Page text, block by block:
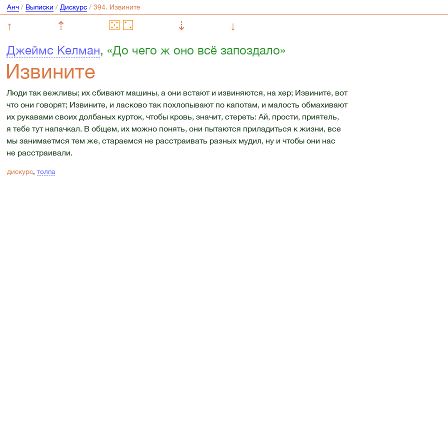
Анч/ Выписки / Дискурс/
↑ ⇡ ⇣
↓
Джеймс Келман, «До чего ж оно всё запоздало»
Извините
Люди так вежливы; их сбивают машины, а они встают и извиняются, на хер; Извините, вот
что они говорят; Извините, и ласково так похлопывают по капотам, и малость обмахивают
их рукавами своих долбаных курток, чтобы кровь, значит, стереть: Ай, прости, приятель,
я тебе тут напачкал. В общем, их можно понять, они пытаются приладиться к жизни, все
мы занимаетмся тем же, стараемся не расстраивать разных мудил, ну и чтобы они нас
не расстраивали.
дискурс, толпа